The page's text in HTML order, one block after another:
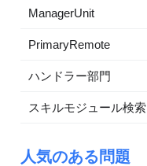
ManagerUnit
PrimaryRemote
ハンドラー部門
スキルモジュール検索
人気のある問題